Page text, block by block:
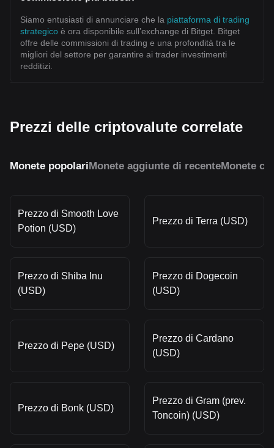
Siamo entusiasti di annunciare che la piattaforma di trading
strategico è ora disponibile sull’exchange di Bitget. Bitget
offre delle commissioni di trading e una profondità tra le
migliori del settore per garantire ai trader investimenti
redditizi.
Prezzi delle criptovalute correlate
Monete popolariMonete aggiunte di recenteMonete
Prezzo di Smooth Love
Potion (USD)
Prezzo di Terra (USD)
Prezzo di Shiba Inu
(USD)
Prezzo di Dogecoin
(USD)
Prezzo di Pepe (USD)
Prezzo di Cardano
(USD)
Prezzo di Bonk (USD)
Prezzo di Gram (prev.
Toncoin) (USD)